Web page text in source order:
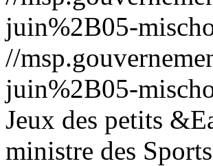
juin%2B05-
//
juin%2B05-
Jeux des petits
ministre des